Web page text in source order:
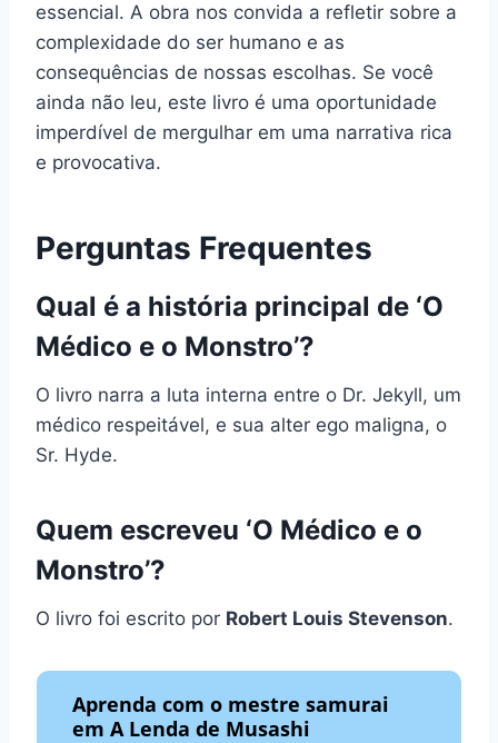
essencial. A obra nos convida a refletir sobre a
complexidade do ser humano e as
consequências de nossas escolhas. Se você
ainda não leu, este livro é uma oportunidade
imperdível de mergulhar em uma narrativa rica
e provocativa.
Perguntas Frequentes
Qual é a história principal de ‘O
Médico e o Monstro’?
O livro narra a luta interna entre o Dr. Jekyll, um
médico respeitável, e sua alter ego maligna, o
Sr. Hyde.
Quem escreveu ‘O Médico e o
Monstro’?
O livro foi escrito por Robert Louis Stevenson.
Aprenda com o mestre samurai
em A Lenda de Musashi